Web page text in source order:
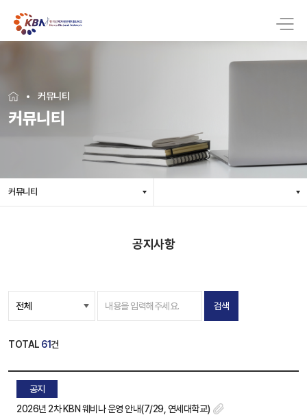
커뮤니티
커뮤니티
커뮤니티
공지사항
검색
TOTAL 61건
공지
2026년 2차 KBN 웨비나 운영 안내(7/29, 연세대학교)